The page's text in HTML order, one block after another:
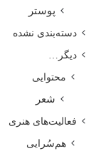
پوستر
دسته‌بندی نشده
دیگر…
محتوایی
شعر
فعالیت‌های هنری
هم‌سُرایی